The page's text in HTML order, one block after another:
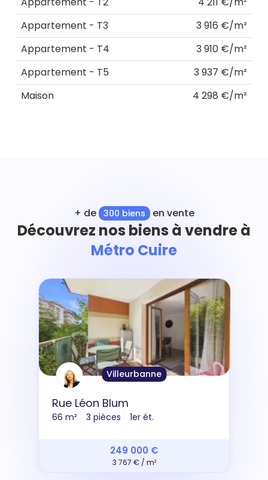
Appartement - T3
3 916 €/m²
Appartement - T4
3 910 €/m²
Appartement - T5
3 937 €/m²
Maison
4 298 €/m²
+ de 300 biens en vente
Découvrez nos biens à vendre à
Métro Cuire
Villeurbanne
Rue Léon Blum
66 m² 3 pièces 1er ét.
249 000 €
3 767 € / m²